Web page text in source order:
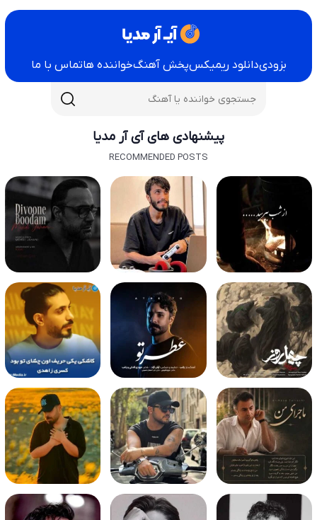
بزودیدانلود ریمیکسپخش آهنگخواننده هاتماس با ما
پیشنهادی های آی آر مدیا
RECOMMENDED POSTS